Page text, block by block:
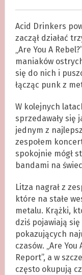
Acid Drinkers
zaczął działać
„Are You A
maniaków
się do nich i
łącząc punk z
W kolejnych
sprzedawały się
jednym z
zespołem
spokojnie mógł
bandami na
Litza nagrał z
które na stałe
metalu. Krążki,
dziś pojawiają
pokazujących
czasów. „Are You
Report”, a w
często okupują